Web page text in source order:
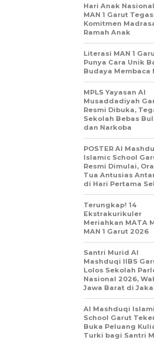
Hari Anak
MAN 1 Garut
Komitmen
Ramah Anak
Literasi MAN 1
Punya Cara Unik
Budaya Membaca
MPLS Yayasan Al
Musaddadiyah
Resmi Dibuka,
Sekolah Bebas
dan Narkoba
POSTER Al
Islamic School
Resmi Dimulai,
Tua Antusias
di Hari Pertama
Terungkap! 14
Ekstrakurikuler
Meriahkan MATA
MAN 1 Garut 2026
Santri Murid Al
Mashduqi IIBS
Lolos Sekolah
Nasional 2026,
Jawa Barat di
Al Mashduqi
School Garut
Buka Peluang
Turki bagi Santri